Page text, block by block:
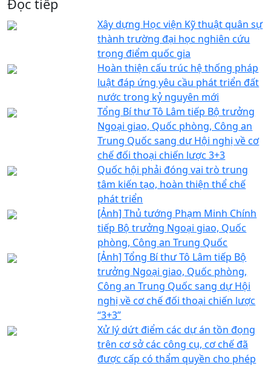
Đọc tiếp
Xây dựng Học viện Kỹ thuật quân sự
thành trường đại học nghiên cứu
trọng điểm quốc gia
Hoàn thiện cấu trúc hệ thống pháp
luật đáp ứng yêu cầu phát triển đất
nước trong kỷ nguyên mới
Tổng Bí thư Tô Lâm tiếp Bộ trưởng
Ngoại giao, Quốc phòng, Công an
Trung Quốc sang dự Hội nghị về cơ
chế đối thoại chiến lược 3+3
Quốc hội phải đóng vai trò trung
tâm kiến tạo, hoàn thiện thể chế
phát triển
[Ảnh] Thủ tướng Phạm Minh Chính
tiếp Bộ trưởng Ngoại giao, Quốc
phòng, Công an Trung Quốc
[Ảnh] Tổng Bí thư Tô Lâm tiếp Bộ
trưởng Ngoại giao, Quốc phòng,
Công an Trung Quốc sang dự Hội
nghị về cơ chế đối thoại chiến lược
“3+3”
Xử lý dứt điểm các dự án tồn đọng
trên cơ sở các công cụ, cơ chế đã
được cấp có thẩm quyền cho phép